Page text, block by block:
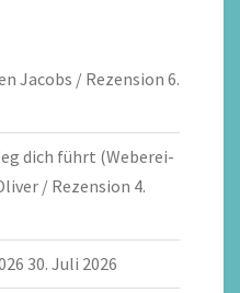
Jacobs / Rezension 6.
dich führt (Weberei-
/ Rezension 4.
30. Juli 2026